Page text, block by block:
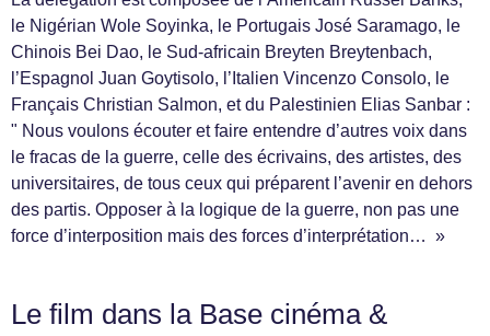
le Nigérian Wole Soyinka, le Portugais José Saramago, le
Chinois Bei Dao, le Sud-africain Breyten Breytenbach,
l’Espagnol Juan Goytisolo, l’Italien Vincenzo Consolo, le
Français Christian Salmon, et du Palestinien Elias Sanbar :
" Nous voulons écouter et faire entendre d’autres voix dans
le fracas de la guerre, celle des écrivains, des artistes, des
universitaires, de tous ceux qui préparent l’avenir en dehors
des partis. Opposer à la logique de la guerre, non pas une
force d’interposition mais des forces d’interprétation… »
Le film dans la Base cinéma &